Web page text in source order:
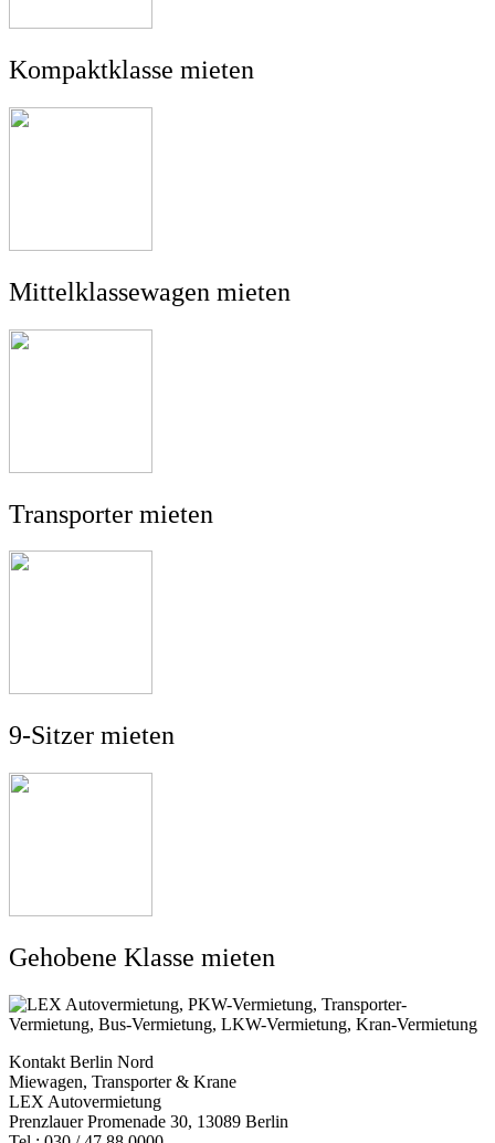
Kompaktklasse mieten
Mittelklassewagen mieten
Transporter mieten
9-Sitzer mieten
Gehobene Klasse mieten
Kontakt Berlin Nord
Miewagen, Transporter & Krane
LEX Autovermietung
Prenzlauer Promenade 30, 13089 Berlin